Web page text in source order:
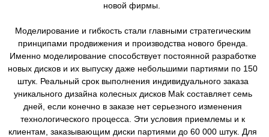
новой фирмы.
Моделирование и гибкость стали главными стратегическим
принципами продвижения и производства нового бренда.
Именно моделирование способствует постоянной разработке
новых дисков и их выпуску даже небольшими партиями по 150
штук. Реальный срок выполнения индивидуального заказа
уникального дизайна колесных дисков Mak составляет семь
дней, если конечно в заказе нет серьезного изменения
технологического процесса. Эти условия приемлемы и к
клиентам, заказывающим диски партиями до 60 000 штук. Для